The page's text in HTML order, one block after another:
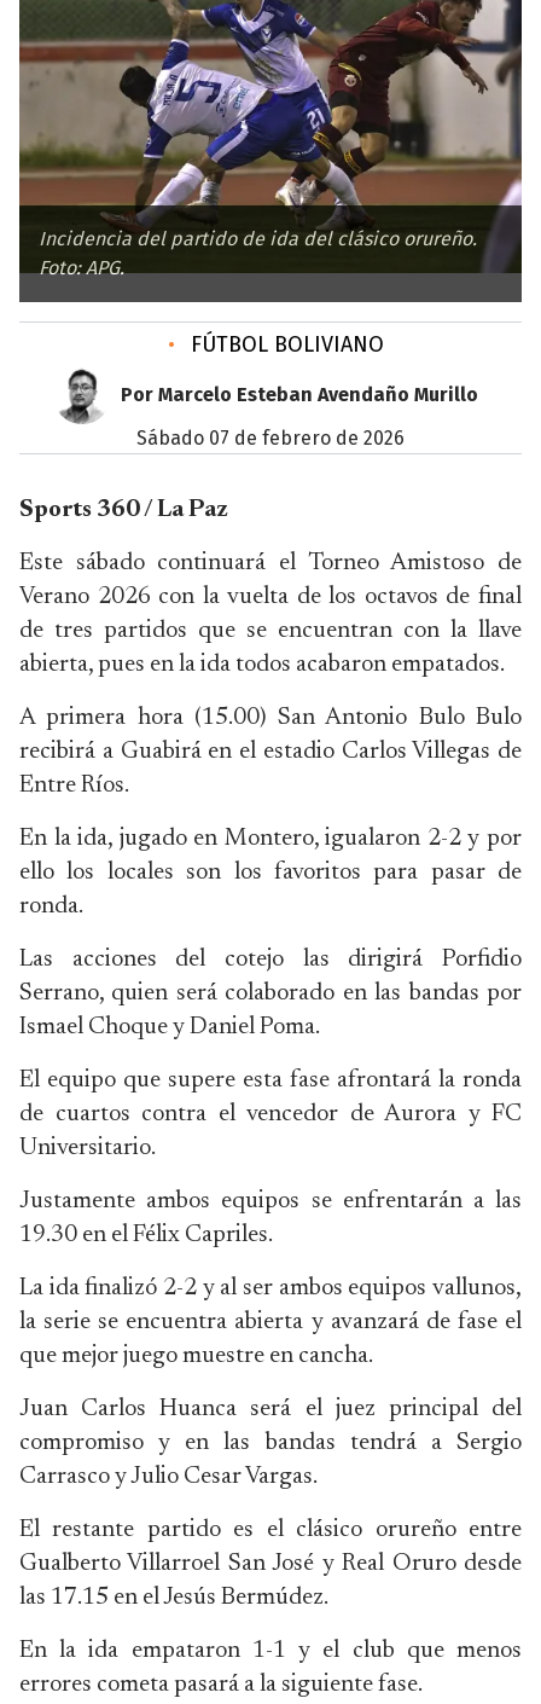
Incidencia del partido de ida del clásico orureño.
Foto: APG.
• FÚTBOL BOLIVIANO
Por Marcelo Esteban Avendaño Murillo
sábado 07 de febrero de 2026
Sports 360 / La Paz
Este sábado continuará el Torneo Amistoso de
Verano 2026 con la vuelta de los octavos de final
de tres partidos que se encuentran con la llave
abierta, pues en la ida todos acabaron empatados.
A primera hora (15.00) San Antonio Bulo Bulo
recibirá a Guabirá en el estadio Carlos Villegas de
Entre Ríos.
En la ida, jugado en Montero, igualaron 2-2 y por
ello los locales son los favoritos para pasar de
ronda.
Las acciones del cotejo las dirigirá Porfidio
Serrano, quien será colaborado en las bandas por
Ismael Choque y Daniel Poma.
El equipo que supere esta fase afrontará la ronda
de cuartos contra el vencedor de Aurora y FC
Universitario.
Justamente ambos equipos se enfrentarán a las
19.30 en el Félix Capriles.
La ida finalizó 2-2 y al ser ambos equipos vallunos,
la serie se encuentra abierta y avanzará de fase el
que mejor juego muestre en cancha.
Juan Carlos Huanca será el juez principal del
compromiso y en las bandas tendrá a Sergio
Carrasco y Julio Cesar Vargas.
El restante partido es el clásico orureño entre
Gualberto Villarroel San José y Real Oruro desde
las 17.15 en el Jesús Bermúdez.
En la ida empataron 1-1 y el club que menos
errores cometa pasará a la siguiente fase.